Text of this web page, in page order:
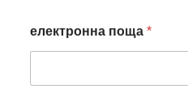
електронна поща *